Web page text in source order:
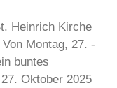
Heinrich Kirche
Montag, 27. -
buntes
Oktober 2025